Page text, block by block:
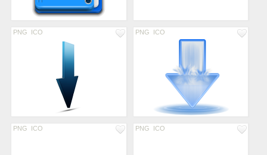
PNG ICO PNG ICO
PNG ICO PNG ICO